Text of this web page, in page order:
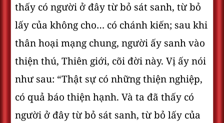
thấy có người ở đây từ bỏ sát sanh, từ bỏ
lấy của không cho… có chánh kiến; sau khi
thân hoại mạng chung, người ấy sanh vào
thiện thú, Thiên giới, cõi đời này. Vị ấy nói
như sau: “Thật sự có những thiện nghiệp,
có quả báo thiện hạnh. Và ta đã thấy có
người ở đây từ bỏ sát sanh, từ bỏ lấy của